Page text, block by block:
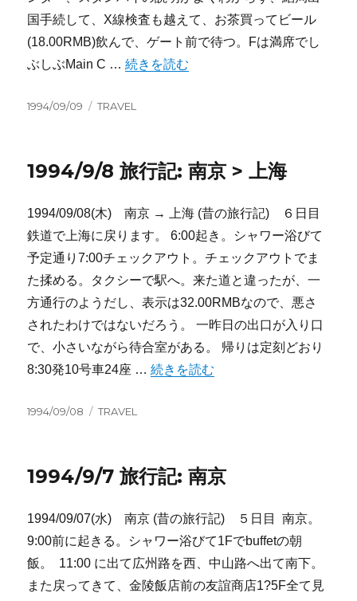
国手続して、X線検査も越えて、お茶買ってビール
(18.00RMB)飲んで、ゲート前で待つ。Fは満席でし
ぶしぶMain C …“1994/9/9 旅行記: 上海 > 香港” の
続きを読む
投
1994/09/09
カ
ー
TRAVEL
1994/9/8 旅行記: 南京 > 上海
1994/09/08(木) 南京 → 上海 (昔の旅行記) ６日目
鉄道で上海に戻ります。 6:00起き。シャワー浴びて
予定通り7:00チェックアウト。チェックアウトでま
た揉める。タクシーで駅へ。来た道と違ったが、一
方通行のようだし、表示は32.00RMBなので、悪さ
されたわけではないだろう。 一昨日の出口が入り口
で、小さいながら待合室がある。 帰りは定刻どおり
8:30発10号車24座 …“1994/9/8 旅行記: 南京 > 上海” の
続きを読む
投
1994/09/08
カ
ー
TRAVEL
1994/9/7 旅行記: 南京
1994/09/07(水) 南京 (昔の旅行記) ５日目 南京。
9:00前に起きる。シャワー浴びて1Fでbuffetの朝
飯。 11:00 に出て広州路を西、中山路へ出て南下。
また戻ってきて、金陵飯店前の友誼商店1?5F全て見